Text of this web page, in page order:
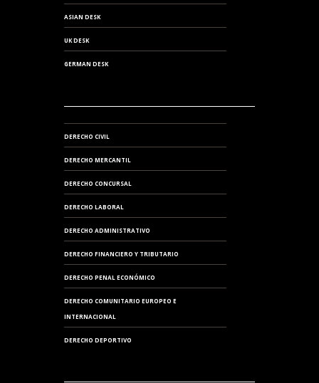
ASIAN DESK
UK DESK
GERMAN DESK
DERECHO CIVIL
DERECHO MERCANTIL
DERECHO CONCURSAL
DERECHO LABORAL
DERECHO ADMINISTRATIVO
DERECHO FINANCIERO Y TRIBUTARIO
DERECHO PENAL ECONÓMICO
DERECHO COMUNITARIO EUROPEO E
INTERNACIONAL
DERECHO DEPORTIVO